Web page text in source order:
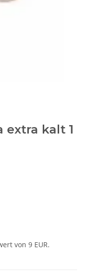
extra kalt 1
von 9 EUR.